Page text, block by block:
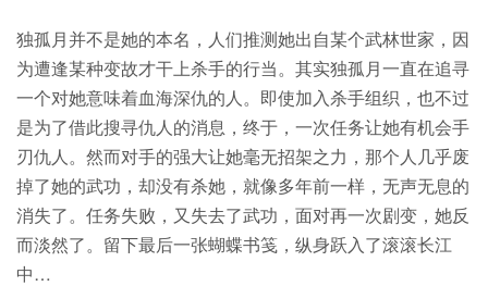
独孤月并不是她的本名，人们推测她出自某个武林世家，因
为遭逢某种变故才干上杀手的行当。其实独孤月一直在追寻
一个对她意味着血海深仇的人。即使加入杀手组织，也不过
是为了借此搜寻仇人的消息，终于，一次任务让她有机会手
刃仇人。然而对手的强大让她毫无招架之力，那个人几乎废
掉了她的武功，却没有杀她，就像多年前一样，无声无息的
消失了。任务失败，又失去了武功，面对再一次剧变，她反
而淡然了。留下最后一张蝴蝶书笺，纵身跃入了滚滚长江
中…